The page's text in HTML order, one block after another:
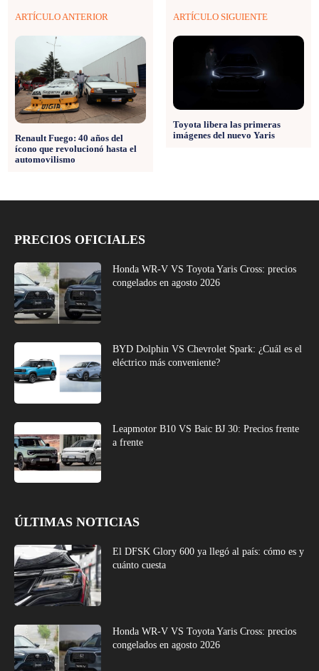
ARTÍCULO ANTERIOR
Renault Fuego: 40 años del
ícono que revolucionó hasta el
automovilismo
ARTÍCULO SIGUIENTE
Toyota libera las primeras
imágenes del nuevo Yaris
PRECIOS OFICIALES
Honda WR-V VS Toyota Yaris Cross: precios
congelados en agosto 2026
BYD Dolphin VS Chevrolet Spark: ¿Cuál es el
eléctrico más conveniente?
Leapmotor B10 VS Baic BJ 30: Precios frente
a frente
ÚLTIMAS NOTICIAS
El DFSK Glory 600 ya llegó al país: cómo es y
cuánto cuesta
Honda WR-V VS Toyota Yaris Cross: precios
congelados en agosto 2026